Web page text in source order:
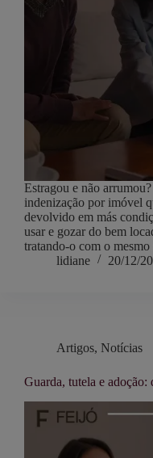
Estragou e não
indenização por imóvel
devolvido em más
usar e gozar do bem
tratando-o com o
lidiane
20/12/
Artigos, Notícias
Guarda, tutela e adoção: